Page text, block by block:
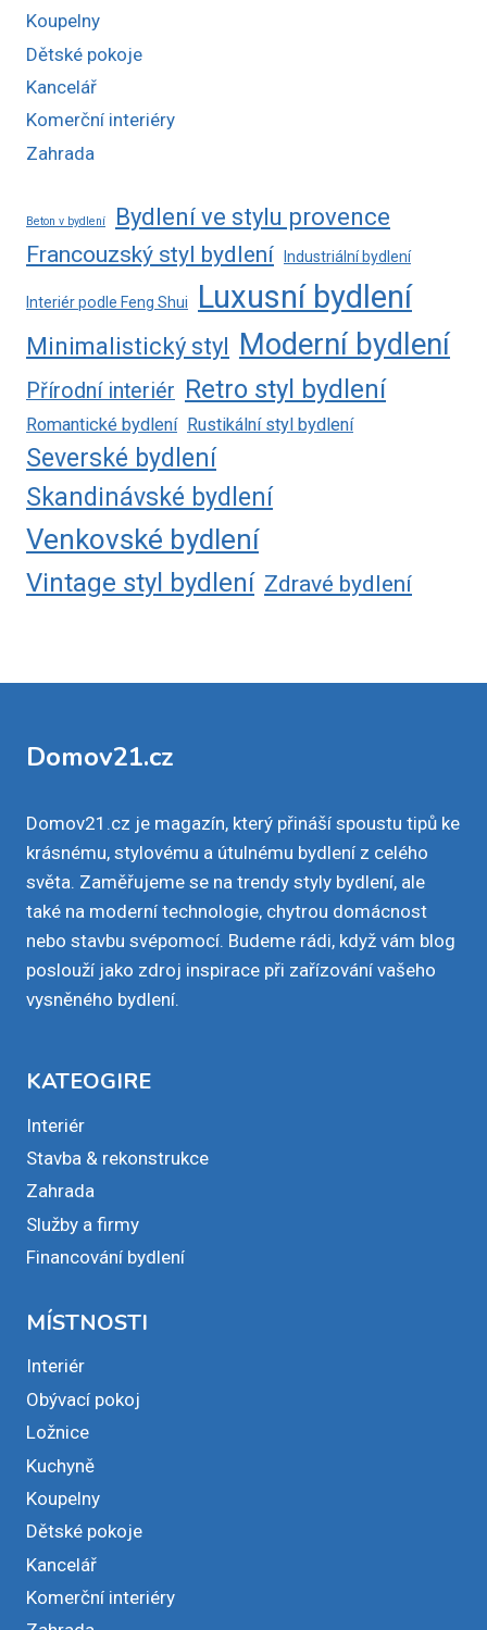
Koupelny
Dětské pokoje
Kancelář
Komerční interiéry
Zahrada
Beton v bydlení
Bydlení ve stylu provence
Francouzský styl bydlení
Industriální bydlení
Interiér podle Feng Shui Luxusní bydlení
Minimalistický styl Moderní bydlení
Přírodní interiér Retro styl bydlení
Romantické bydlení Rustikální styl bydlení
Severské bydlení
Skandinávské bydlení
Venkovské bydlení
Vintage styl bydlení Zdravé bydlení
Domov21.cz
Domov21.cz je magazín, který přináší spoustu tipů ke
krásnému, stylovému a útulnému bydlení z celého
světa. Zaměřujeme se na trendy styly bydlení, ale
také na moderní technologie, chytrou domácnost
nebo stavbu svépomocí. Budeme rádi, když vám blog
poslouží jako zdroj inspirace při zařízování vašeho
vysněného bydlení.
KATEOGIRE
Interiér
Stavba & rekonstrukce
Zahrada
Služby a firmy
Financování bydlení
MÍSTNOSTI
Interiér
Obývací pokoj
Ložnice
Kuchyně
Koupelny
Dětské pokoje
Kancelář
Komerční interiéry